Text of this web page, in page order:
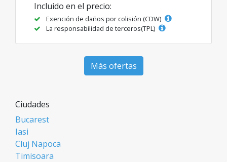
Incluido en el precio:
Exención de daños por colisión (CDW)
La responsabilidad de terceros(TPL)
Más ofertas
Ciudades
Bucarest
Iasi
Cluj Napoca
Timisoara